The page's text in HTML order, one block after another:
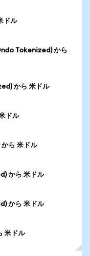
ドル
Tokenized) から
から 米ドル
ドル
ら 米ドル
から 米ドル
から 米ドル
米ドル